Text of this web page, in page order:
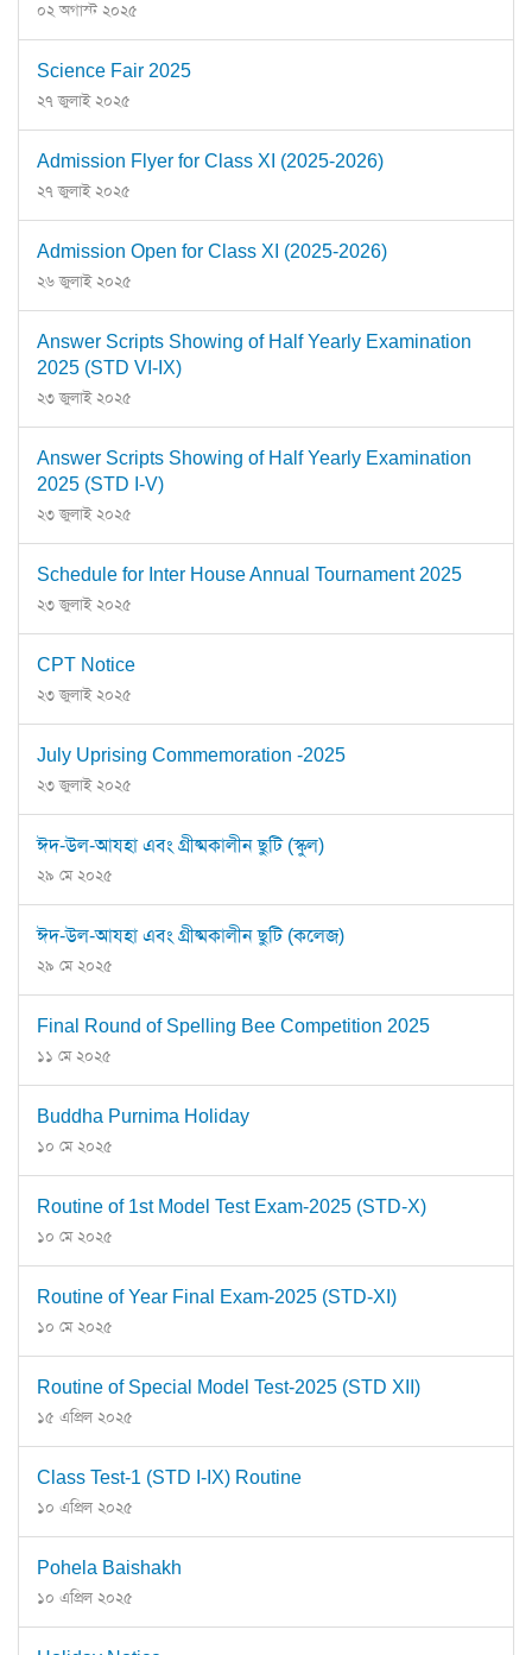
০২ অগাস্ট ২০২৫
Science Fair 2025
২৭ জুলাই ২০২৫
Admission Flyer for Class XI (2025-2026)
২৭ জুলাই ২০২৫
Admission Open for Class XI (2025-2026)
২৬ জুলাই ২০২৫
Answer Scripts Showing of Half Yearly Examination
2025 (STD VI-IX)
২৩ জুলাই ২০২৫
Answer Scripts Showing of Half Yearly Examination
2025 (STD I-V)
২৩ জুলাই ২০২৫
Schedule for Inter House Annual Tournament 2025
২৩ জুলাই ২০২৫
CPT Notice
২৩ জুলাই ২০২৫
July Uprising Commemoration -2025
২৩ জুলাই ২০২৫
ঈদ-উল-আযহা এবং গ্রীষ্মকালীন ছুটি (স্কুল)
২৯ মে ২০২৫
ঈদ-উল-আযহা এবং গ্রীষ্মকালীন ছুটি (কলেজ)
২৯ মে ২০২৫
Final Round of Spelling Bee Competition 2025
১১ মে ২০২৫
Buddha Purnima Holiday
১০ মে ২০২৫
Routine of 1st Model Test Exam-2025 (STD-X)
১০ মে ২০২৫
Routine of Year Final Exam-2025 (STD-XI)
১০ মে ২০২৫
Routine of Special Model Test-2025 (STD XII)
১৫ এপ্রিল ২০২৫
Class Test-1 (STD I-IX) Routine
১০ এপ্রিল ২০২৫
Pohela Baishakh
১০ এপ্রিল ২০২৫